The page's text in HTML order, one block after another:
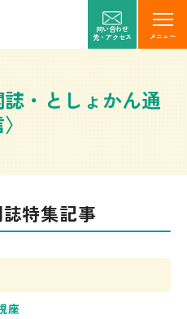
メニュー
問い合わせ
先・アクセス
・としょかん通
特集記事
座